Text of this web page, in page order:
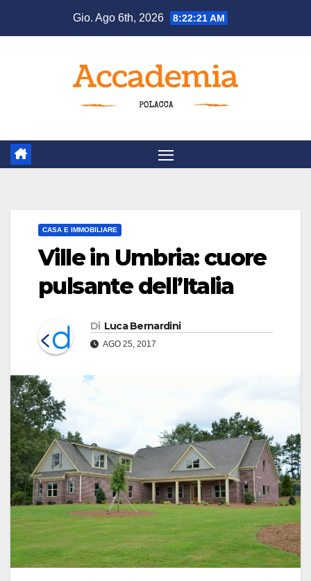
Gio. Ago 6th, 2026 8:22:22 AM
CASA E IMMOBILIARE
Ville in Umbria: cuore
pulsante dell’Italia
Di Luca Bernardini
AGO 25, 2017